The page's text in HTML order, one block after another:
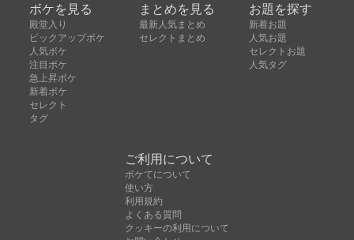
ボケを見る
殿堂入り
ピックアップボケ
人気ボケ
注目ボケ
急上昇ボケ
新着ボケ
セレクト
タグ
まとめを見る
最新人気まとめ
セレクトまとめ
お題を探す
新着お題
人気お題
セレクトお題
人気タグ
ご利用について
ボケてについて
使い方
利用規約
よくある質問
クッキーの利用について